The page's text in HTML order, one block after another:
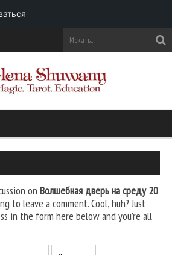
on Волшебная дверь на среду 20
to leave a comment. Cool, huh? Just
in the form here below and you’re all